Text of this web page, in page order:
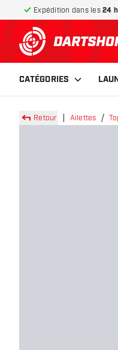
Expédition dans les 24
retour
CATÉGORIES
Retour Ailettes